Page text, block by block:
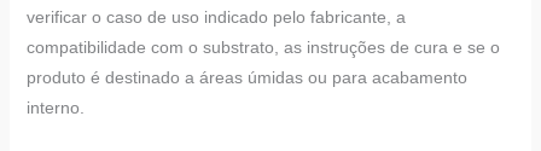
verificar o caso de uso indicado pelo fabricante, a
compatibilidade com o substrato, as instruções de cura e se o
produto é destinado a áreas úmidas ou para acabamento
interno.